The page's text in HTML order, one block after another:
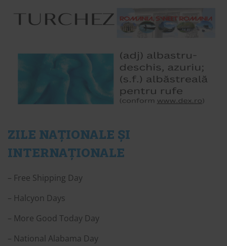
ZILE NAȚIONALE ȘI
INTERNAȚIONALE
– Free Shipping Day
– Halcyon Days
– More Good Today Day
– National Alabama Day